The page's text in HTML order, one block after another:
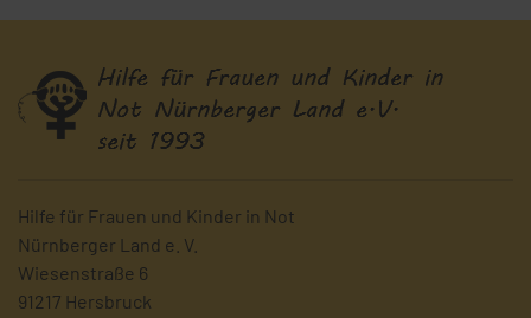
Hilfe für Frauen und Kinder in Not
Nürnberger Land e. V.
Wiesenstraße 6
91217 Hersbruck